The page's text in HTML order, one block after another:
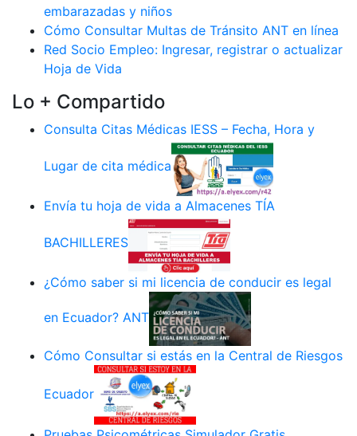
embarazadas y niños
Cómo Consultar Multas de Tránsito ANT en línea
Red Socio Empleo: Ingresar, registrar o actualizar
Hoja de Vida
Lo + Compartido
Consulta Citas Médicas IESS – Fecha, Hora y
Lugar de cita médica
Envía tu hoja de vida a Almacenes TÍA
BACHILLERES
¿Cómo saber si mi licencia de conducir es legal
en Ecuador? ANT
Cómo Consultar si estás en la Central de Riesgos
Ecuador